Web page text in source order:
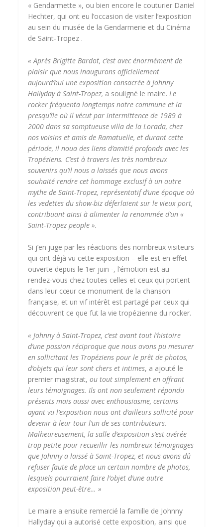
« Gendarmette », ou bien encore le couturier Daniel
Hechter, qui ont eu l’occasion de visiter l’exposition
au sein du musée de la Gendarmerie et du Cinéma
de Saint-Tropez .
« Après Brigitte Bardot, c’est avec énormément de
plaisir que nous inaugurons officiellement
aujourd’hui une exposition consacrée à Johnny
Hallyday à Saint-Tropez, a souligné le maire.Le
rocker fréquenta longtemps notre commune et la
presqu’île où il vécut par intermittence de 1989 à
2000 dans sa somptueuse villa de la Lorada, chez
nos voisins et amis de Ramatuelle, et durant cette
période, il noua des liens d’amitié profonds avec les
Tropéziens. C’est à travers les très nombreux
souvenirs qu’il nous a laissés que nous avons
souhaité rendre cet hommage exclusif à un autre
mythe de Saint-Tropez, représentatif d’une époque où
les vedettes du show-biz déferlaient sur le vieux port,
contribuant ainsi à alimenter la renommée d’un «
Saint-Tropez people ».
Si j’en juge par les réactions des nombreux visiteurs
qui ont déjà vu cette exposition – elle est en effet
ouverte depuis le 1er juin -, l’émotion est au
rendez-vous chez toutes celles et ceux qui portent
dans leur cœur ce monument de la chanson
française, et un vif intérêt est partagé par ceux qui
découvrent ce que fut la vie tropézienne du rocker.
« Johnny à Saint-Tropez, c’est avant tout l’histoire
d’une passion réciproque que nous avons pu mesurer
en sollicitant les Tropéziens pour le prêt de photos,
d’objets qui leur sont chers et intimes, a ajouté le
premier magistrat,ou tout simplement en offrant
leurs témoignages. Ils ont non seulement répondu
présents mais aussi avec enthousiasme, certains
ayant vu l’exposition nous ont d’ailleurs sollicité pour
devenir à leur tour l’un de ses contributeurs.
Malheureusement, la salle d’exposition s’est avérée
trop petite pour recueillir les nombreux témoignages
que Johnny a laissé à Saint-Tropez, et nous avons dû
refuser faute de place un certain nombre de photos,
lesquels pourraient faire l’objet d’une autre
exposition peut-être… »
Le maire a ensuite remercié la famille de Johnny
Hallyday qui a autorisé cette exposition, ainsi que